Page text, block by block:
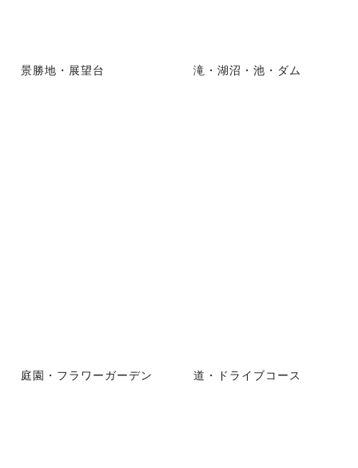
景勝地・展望台 滝・湖沼・池・ダム
庭園・フラワーガーデン 道・ドライブコース